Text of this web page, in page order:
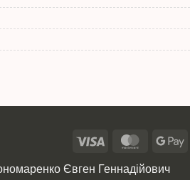
Євген Геннадійович